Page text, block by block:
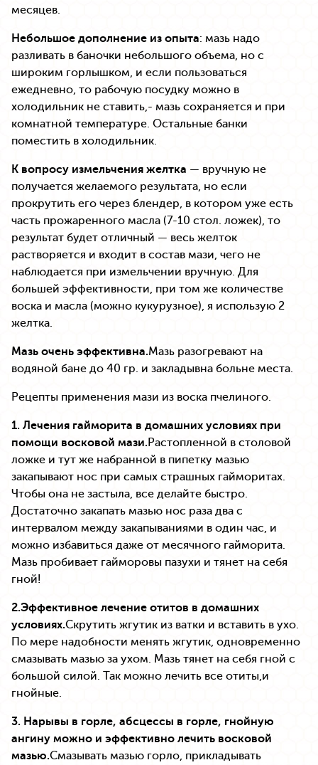
месяцев.
Небольшое дополнение из опыта: мазь надо
разливать в баночки небольшого объема, но с
широким горлышком, и если пользоваться
ежедневно, то рабочую посудку можно в
холодильник не ставить,- мазь сохраняется и при
комнатной температуре. Остальные банки
поместить в холодильник.
К вопросу измельчения желтка — вручную не
получается желаемого результата, но если
прокрутить его через блендер, в котором уже есть
часть прожаренного масла (7-10 стол. ложек), то
результат будет отличный — весь желток
растворяется и входит в состав мази, чего не
наблюдается при измельчении вручную. Для
большей эффективности, при том же количестве
воска и масла (можно кукурузное), я использую 2
желтка.
Мазь очень эффективна.Мазь разогревают на
водяной бане до 40 гр. и закладывна больне места.
Рецепты применения мази из воска пчелиного.
1. Лечения гайморита в домашних условиях при
помощи восковой мази.Растопленной в столовой
ложке и тут же набранной в пипетку мазью
закапывают нос при самых страшных гайморитах.
Чтобы она не застыла, все делайте быстро.
Достаточно закапать мазью нос раза два с
интервалом между закапываниями в один час, и
можно избавиться даже от месячного гайморита.
Мазь пробивает гайморовы пазухи и тянет на себя
гной!
2.Эффективное лечение отитов в домашних
условиях.Скрутить жгутик из ватки и вставить в ухо.
По мере надобности менять жгутик, одновременно
смазывать мазью за ухом. Мазь тянет на себя гной с
большой силой. Так можно лечить все отиты,и
гнойные.
3. Нарывы в горле, абсцессы в горле, гнойную
ангину можно и эффективно лечить восковой
мазью.Смазывать мазью горло, прикладывать